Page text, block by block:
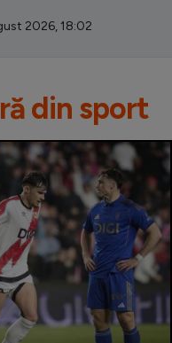
2026, 18:02
din sport